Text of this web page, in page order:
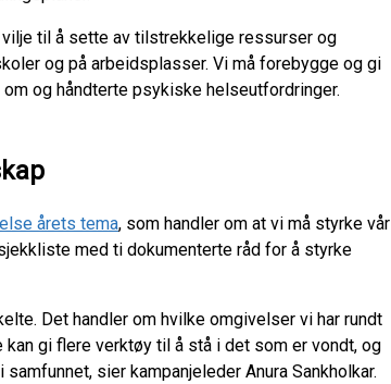
til å sette av tilstrekkelige ressurser og
og på arbeidsplasser. Vi må forebygge og gi
og håndterte psykiske helseutfordringer.
årets tema, som handler om at vi må styrke vår
med ti dokumenterte råd for å styrke
Det handler om hvilke omgivelser vi har rundt
gi flere verktøy til å stå i det som er vondt, og
sier kampanjeleder Anura Sankholkar.